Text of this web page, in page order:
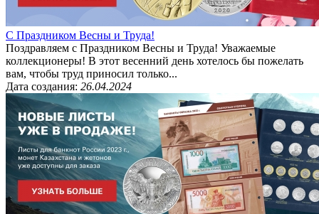
С Праздником Весны и Труда!
Поздравляем с Праздником Весны и Труда! Уважаемые
коллекционеры! В этот весенний день хотелось бы пожелать
вам, чтобы труд приносил только...
Дата создания: 26.04.2024